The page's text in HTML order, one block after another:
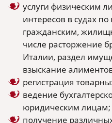
услуги физическим
интересов в судах
гражданским,
числе расторжение
Италии, раздел
взыскание
регистрация
ведение
юридическим лицам;
получение